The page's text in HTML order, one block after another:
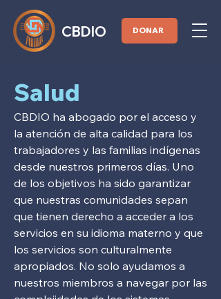
DONAR
CBDIO
Salud
CBDIO ha abogado por el acceso y
la atención de alta calidad para los
trabajadores y las familias indígenas
desde nuestros primeros días. Uno
de los objetivos ha sido garantizar
que nuestras comunidades sepan
que tienen derecho a acceder a los
servicios en su idioma materno y que
los servicios son culturalmente
apropiados. No solo ayudamos a
nuestros miembros a navegar por las